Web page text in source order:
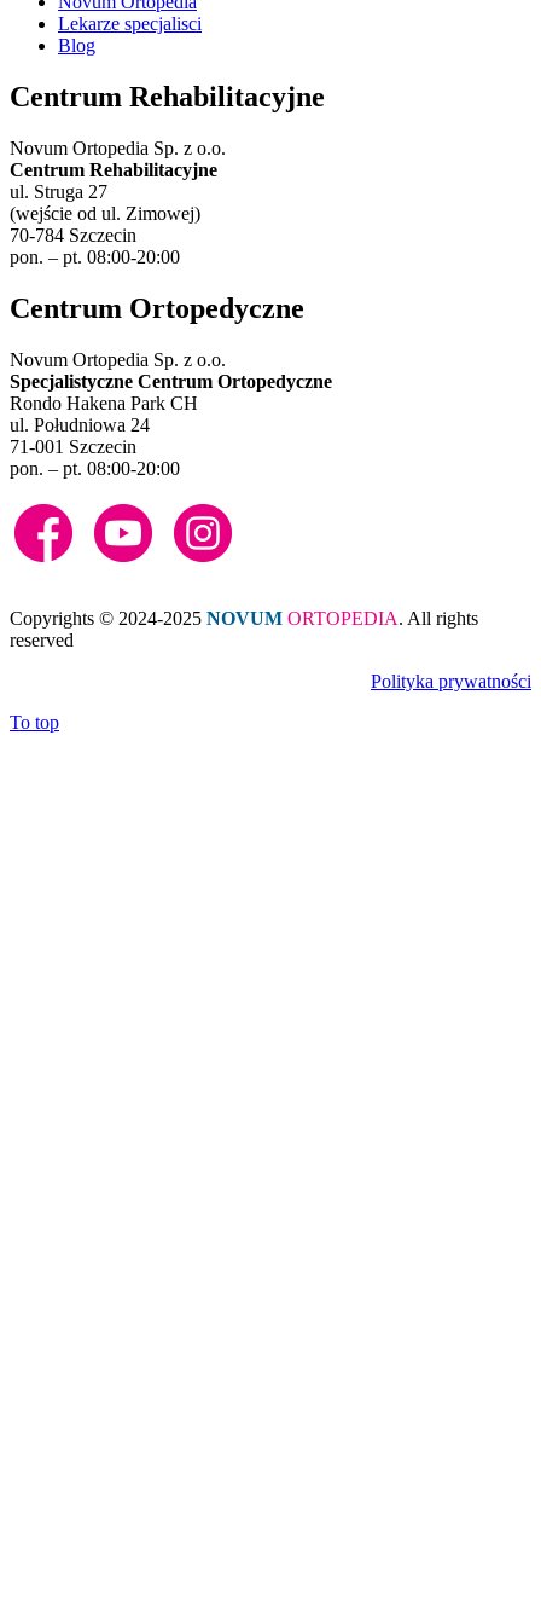
Lekarze specjalisci
Blog
Centrum Rehabilitacyjne
Novum Ortopedia Sp. z o.o.
Centrum Rehabilitacyjne
ul. Struga 27
(wejście od ul. Zimowej)
70-784 Szczecin
pon. – pt. 08:00-20:00
Centrum Ortopedyczne
Novum Ortopedia Sp. z o.o.
Specjalistyczne Centrum Ortopedyczne
Rondo Hakena Park CH
ul. Południowa 24
71-001 Szczecin
pon. – pt. 08:00-20:00
Copyrights © 2024-2025 NOVUM ORTOPEDIA. All rights
reserved
Polityka prywatności
To top